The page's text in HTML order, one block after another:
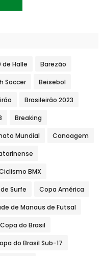
de Halle Barezão
Soccer Beisebol
Brasileirão 2023
Breaking
Mundial Canoagem
BMX
Surfe Copa América
de Manaus de Futsal
Copa do Brasil
do Brasil Sub-17